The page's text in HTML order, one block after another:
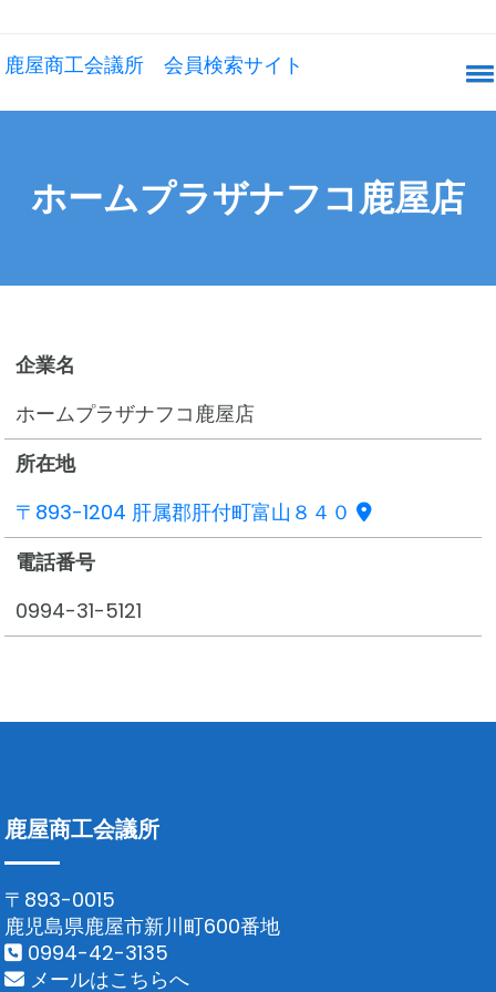
鹿屋商工会議所 会員検索サイト
ホームプラザナフコ鹿屋店
企業名
ホームプラザナフコ鹿屋店
所在地
〒893-1204 肝属郡肝付町富山８４０
電話番号
0994-31-5121
鹿屋商工会議所
〒893-0015
鹿児島県鹿屋市新川町600番地
0994-42-3135
メールはこちらへ